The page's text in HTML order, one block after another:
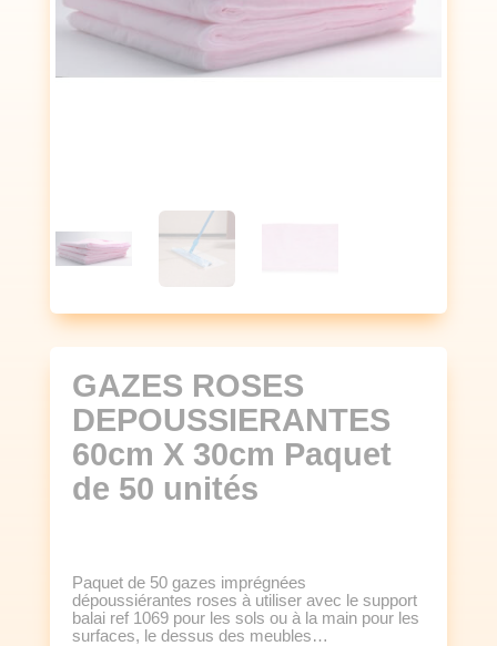
GAZES ROSES
DEPOUSSIERANTES
60cm X 30cm Paquet
de 50 unités
Paquet de 50 gazes imprégnées
dépoussiérantes roses à utiliser avec le support
balai ref 1069 pour les sols ou à la main pour les
surfaces, le dessus des meubles…